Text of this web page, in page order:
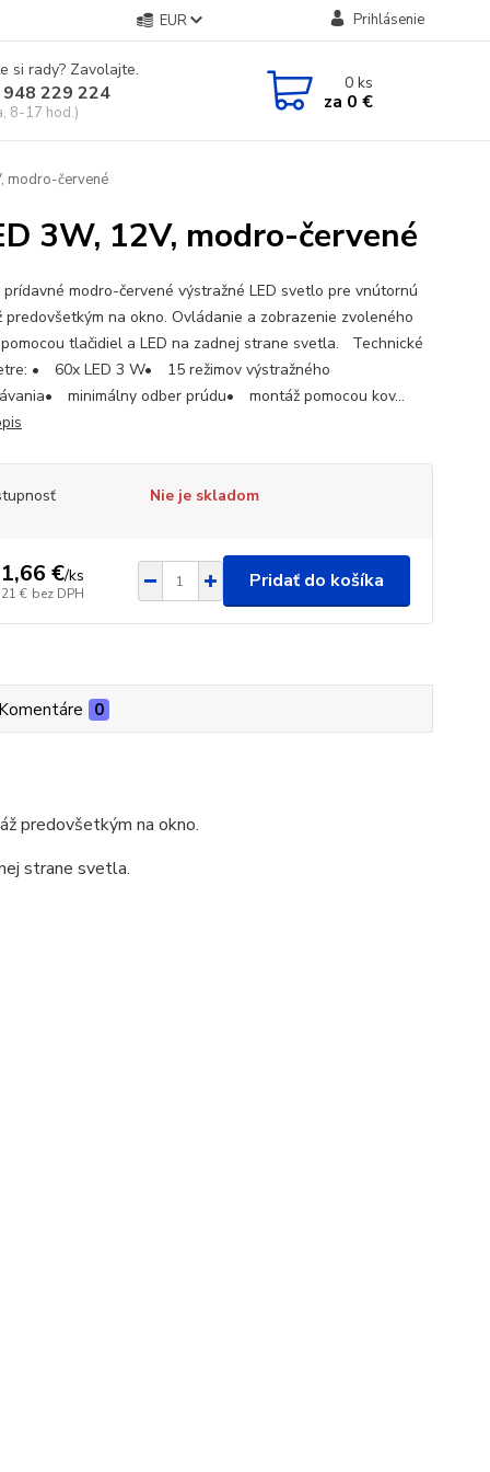
EUR Prihlásenie
si rady? Zavolajte.
229 224
8-17 hod.)
0ks
za 0 €
modro-červené
3W, 12V, modro-červené
modro-červené výstražné LED svetlo pre vnútornú
predovšetkým na okno. Ovládanie a zobrazenie zvoleného
tlačidiel a LED na zadnej strane svetla. Technické
• 60x LED 3 W• 15 režimov výstražného
minimálny odber prúdu• montáž pomocou kov...
Nie je skladom
€/ks
€ bez DPH
Pridať do košíka
0
predovšetkým na okno.
strane svetla.